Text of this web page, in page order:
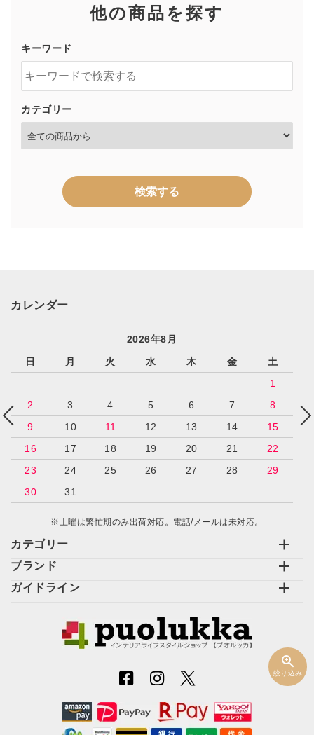
他の商品を探す
キーワード
カテゴリー
検索する
zoom_in
絞り込み
キーワード
カテゴリー
検索する
カテゴリー
ブランド
ガイドライン
カレンダー
2026年8月
日
月 火 水 木 金
土
1
2
3 4 5 6 7
8
9
10 11 12 13 14
15
16
17 18 19 20 21
22
23
24 25 26 27 28
29
30
31
※土曜は繁忙期のみ出荷対応。電話/メールは未対応。